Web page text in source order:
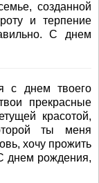
созданной
и терпение
С днем
с днем твоего
прекрасные
красотой,
ты меня
хочу прожить
днем рождения,